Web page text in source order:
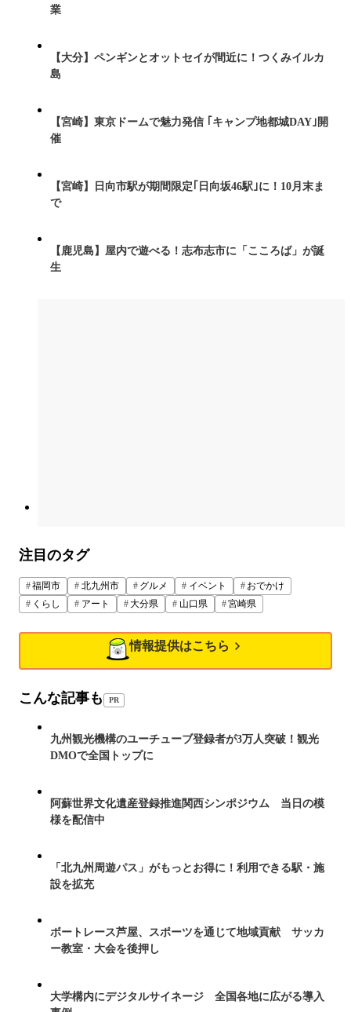
業
【大分】ペンギンとオットセイが間近に！つくみイルカ
島
【宮崎】東京ドームで魅力発信 ｢キャンプ地都城DAY｣開
催
【宮崎】日向市駅が期間限定｢日向坂46駅｣に！10月末ま
で
【鹿児島】屋内で遊べる！志布志市に「こころば」が誕
生
注目のタグ
福岡市 北九州市 グルメ イベント
おでかけ
くらし
アート 大分県 山口県 宮崎県
情報提供はこちら
こんな記事も PR
九州観光機構のユーチューブ登録者が3万人突破！観光
DMOで全国トップに
阿蘇世界文化遺産登録推進関西シンポジウム 当日の模
様を配信中
「北九州周遊パス」がもっとお得に！利用できる駅・施
設を拡充
ボートレース芦屋、スポーツを通じて地域貢献 サッカ
ー教室・大会を後押し
大学構内にデジタルサイネージ 全国各地に広がる導入